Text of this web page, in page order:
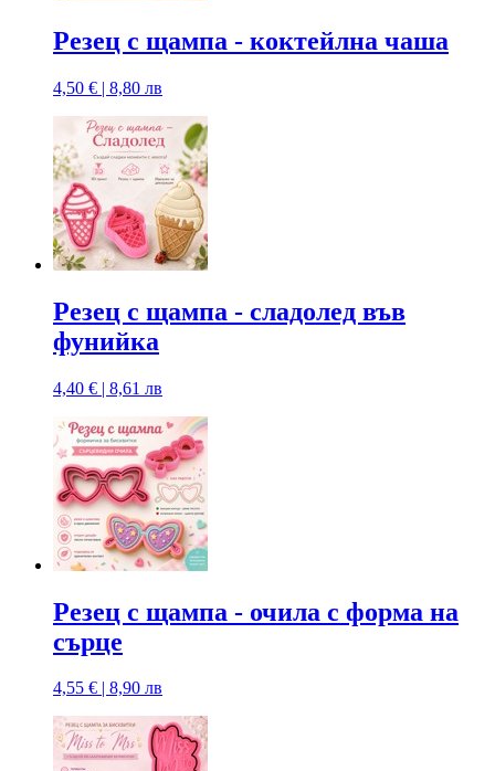
Резец с щампa - коктейлна чаша
4,50 € | 8,80 лв
Резец с щампa - сладолед във
фунийка
4,40 € | 8,61 лв
Резец с щампа - очила с форма на
сърце
4,55 € | 8,90 лв